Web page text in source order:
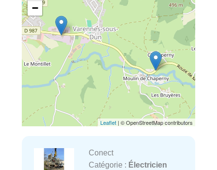
−
Leaflet | © OpenStreetMap contributors
Conect
Catégorie : Électricien